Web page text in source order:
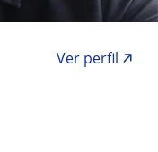
Ver perfil